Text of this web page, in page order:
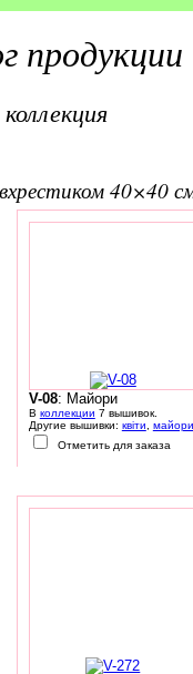
продукции
40×40
V-08: Майори
В коллекции 7 вышивок.
Другие вышивки: квіти
майори
Отметить для заказа